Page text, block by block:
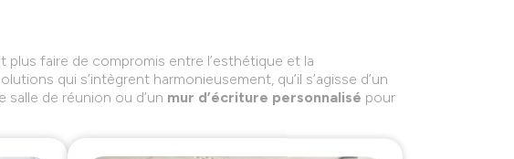
plus faire de compromis entre l’esthétique et la
qui s’intègrent harmonieusement, qu’il s’agisse d’un
salle de réunion ou d’un mur d’écriture personnalisé pour